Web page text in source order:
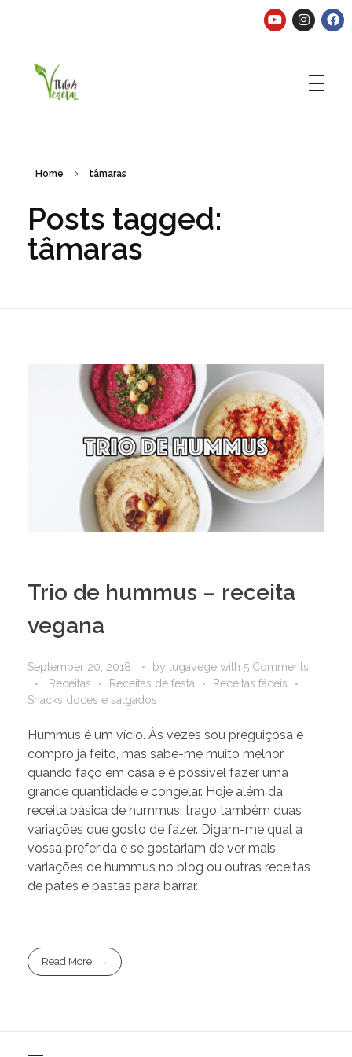
Home tâmaras
Posts tagged:
tâmaras
Trio de hummus – receita
vegana
September 20, 2018 by tugavege with 5 Comments
Receitas
Receitas de festa
Receitas fáceis
Snacks doces e salgados
Hummus é um vício. Às vezes sou preguiçosa e
compro já feito, mas sabe-me muito melhor
quando faço em casa e é possível fazer uma
grande quantidade e congelar. Hoje além da
receita básica de hummus, trago também duas
variações que gosto de fazer. Digam-me qual a
vossa preferida e se gostariam de ver mais
variações de hummus no blog ou outras receitas
de pates e pastas para barrar.
Read More